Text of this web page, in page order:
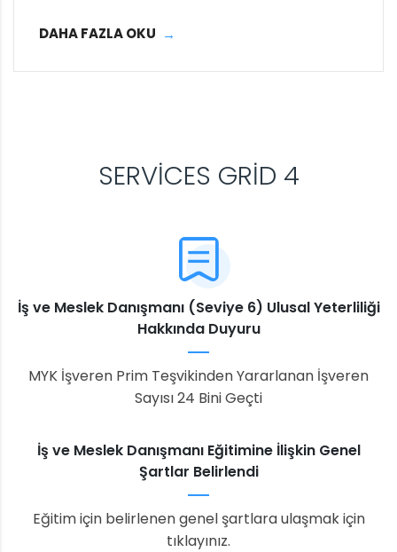
DAHA FAZLA OKU
SERVICES GRID 4
İş ve Meslek Danışmanı (Seviye 6) Ulusal Yeterliliği
Hakkında Duyuru
MYK İşveren Prim Teşvikinden Yararlanan İşveren
Sayısı 24 Bini Geçti
İş ve Meslek Danışmanı Eğitimine İlişkin Genel
Şartlar Belirlendi
Eğitim için belirlenen genel şartlara ulaşmak için
tıklayınız.